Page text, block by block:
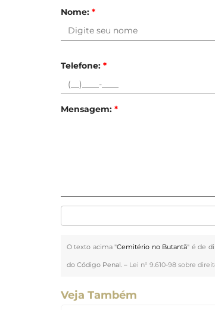
Nome: *
Telefone: *
Mensagem: *
O texto acima "Cemitério no Butantã" é de
do Código Penal. – Lei n° 9.610-98 sobre
Veja Também